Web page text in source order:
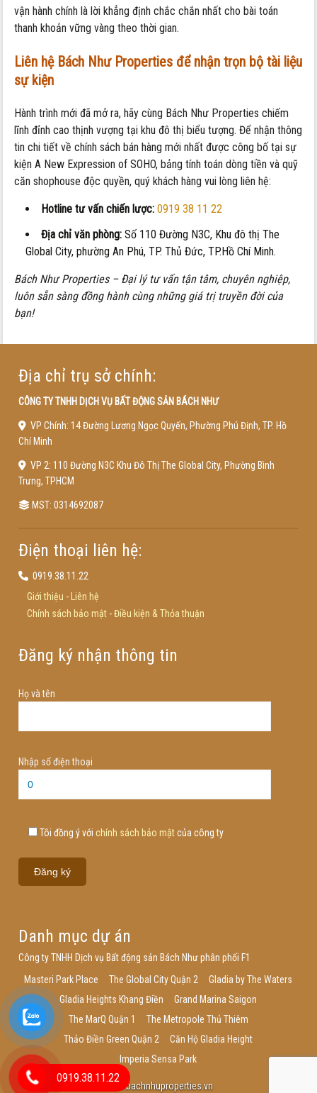
vận hành chính là lời khẳng định chắc chắn nhất cho bài toán
thanh khoản vững vàng theo thời gian.
Liên hệ Bách Như Properties để nhận trọn bộ tài liệu
sự kiện
Hành trình mới đã mở ra, hãy cùng Bách Như Properties chiếm
lĩnh đỉnh cao thịnh vượng tại khu đô thị biểu tượng. Để nhận thông
tin chi tiết về chính sách bán hàng mới nhất được công bố tại sự
kiện A New Expression of SOHO, bảng tính toán dòng tiền và quỹ
căn shophouse độc quyền, quý khách hàng vui lòng liên hệ:
Hotline tư vấn chiến lược: 0919 38 11 22
Địa chỉ văn phòng: Số 110 Đường N3C, Khu đô thị The
Global City, phường An Phú, TP. Thủ Đức, TP.Hồ Chí Minh.
Bách Như Properties – Đại lý tư vấn tận tâm, chuyên nghiệp,
luôn sẵn sàng đồng hành cùng những giá trị truyền đời của
bạn!
Địa chỉ trụ sở chính:
CÔNG TY TNHH DỊCH VỤ BẤT ĐỘNG SẢN BÁCH NHƯ
VP Chính: 14 Đường Lương Ngọc Quyến, Phường Phú Định, TP. Hồ
Chí Minh
VP 2: 110 Đường N3C Khu Đô Thị The Global City, Phường Bình
Trưng, TPHCM
MST: 0314692087
Điện thoại liên hệ:
0919.38.11.22
Giới thiệu -
Liên hệ
Chính sách bảo mật-Điều kiện & Thỏa thuận
Đăng ký nhận thông tin
Họ và tên
Nhập số điện thoại
Tôi đồng ý với chính sách bảo mậtcủa công ty
Danh mục dự án
Công ty TNHH Dịch vụ Bất động sản Bách Như phân phối F1
Masteri Park Place
The Global City Quận 2
Gladia by The Waters
Gladia Heights Khang Điền
Grand Marina Saigon
The MarQ Quận 1
The Metropole Thủ Thiêm
Thảo Điền Green Quận 2
Căn Hộ Gladia Height
Imperia Sensa Park
www.bachnhuproperties.vn
0919.38.11.22